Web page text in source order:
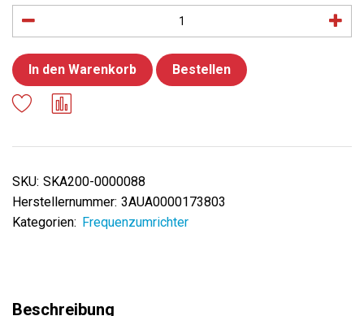
In den Warenkorb Bestellen
SKU: SKA200-0000088
Herstellernummer: 3AUA0000173803
Kategorien: Frequenzumrichter